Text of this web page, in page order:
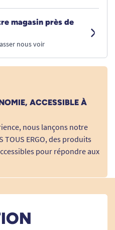
magasin près de
nous voir
ACCESSIBLE À
nous lançons notre
TOUS ERGO, des produits
pour répondre aux